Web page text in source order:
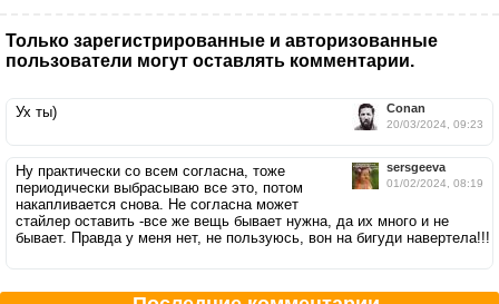
Только зарегистрированные и авторизованные
пользователи могут оставлять комментарии.
Conan
20/03/2024, 09:23
Ух ты)
sersgeeva
01/02/2024, 08:19
Ну практически со всем согласна, тоже
периодически выбрасываю все это, потом
накапливается снова. Не согласна может
стайлер оставить -все же вещь бывает нужна, да их много и не
бывает. Правда у меня нет, не пользуюсь, вон на бигуди навертела!!!